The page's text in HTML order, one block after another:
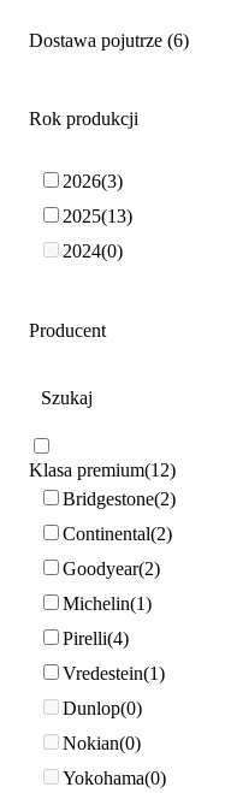
Dostawa pojutrze 6
Rok produkcji
2026 3
2025 13
2024 0
Producent
Klasa premium 12
Bridgestone 2
Continental 2
Goodyear 2
Michelin 1
Pirelli 4
Vredestein 1
Dunlop 0
Nokian 0
Yokohama 0